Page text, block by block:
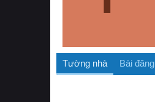
Tường nhà Bài đăng